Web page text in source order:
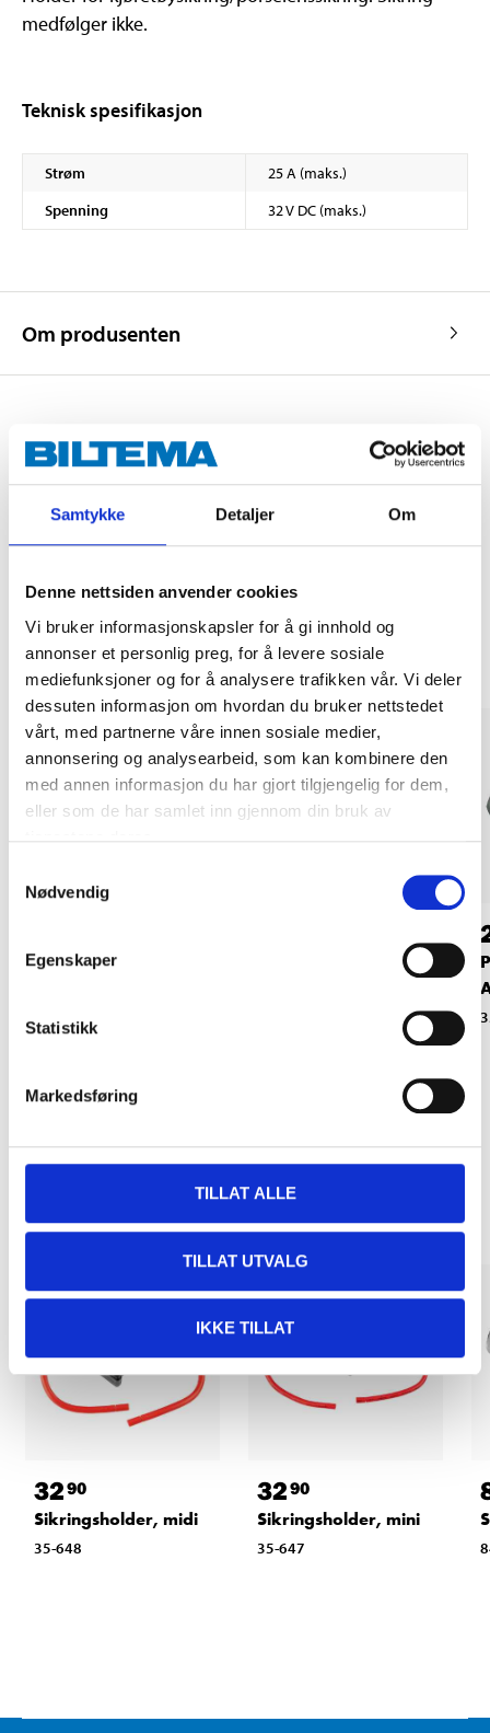
Samtykke Detaljer Om
Denne nettsiden anvender cookies
Vi bruker informasjonskapsler for å gi innhold og
annonser et personlig preg, for å levere sosiale
mediefunksjoner og for å analysere trafikken vår. Vi deler
dessuten informasjon om hvordan du bruker nettstedet
vårt, med partnerne våre innen sosiale medier,
annonsering og analysearbeid, som kan kombinere den
med annen informasjon du har gjort tilgjengelig for dem,
eller som de har samlet inn gjennom din bruk av
Nødvendig
Egenskaper
Statistikk
Markedsføring
TILLAT ALLE
TILLAT UTVALG
IKKE TILLAT
medfølger ikke.
Teknisk spesifikasjon
Strøm
25 A (maks.)
Spenning
32 V DC (maks.)
Om produsenten
Kjøp & Hent
LES MER
Andre kunder har også kjøpt
Porselenssikringer,
35-460
Porselenssikring, 5 A,
Relaterte produkter
3290
Sikringsholder, midi
35-648
3290
Sikringsholder, mini
35-647